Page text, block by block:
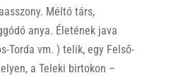
Méltó társ,
anya. Életének java
Torda vm. ) telik, egy Felső-
a Teleki birtokon –